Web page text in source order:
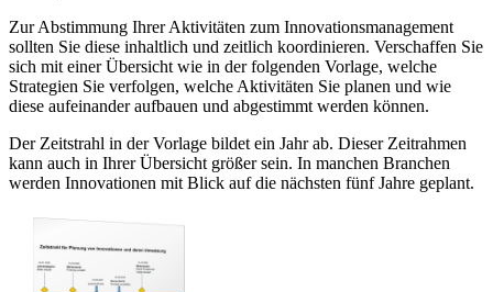
Zur Abstimmung Ihrer Aktivitäten zum Innovationsmanagement
sollten Sie diese inhaltlich und zeitlich koordinieren. Verschaffen Sie
sich mit einer Übersicht wie in der folgenden Vorlage, welche
Strategien Sie verfolgen, welche Aktivitäten Sie planen und wie
diese aufeinander aufbauen und abgestimmt werden können.
Der Zeitstrahl in der Vorlage bildet ein Jahr ab. Dieser Zeitrahmen
kann auch in Ihrer Übersicht größer sein. In manchen Branchen
werden Innovationen mit Blick auf die nächsten fünf Jahre geplant.